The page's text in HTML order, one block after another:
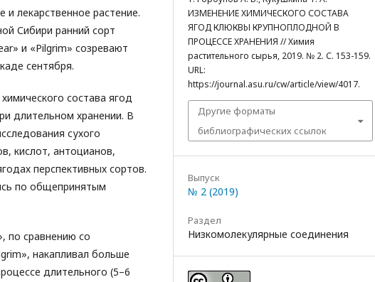
лекарственное растение.
Сибири ранний сорт
и «Pilgrim» созревают
сентября.
состава ягод
длительном хранении. В
сухого
кислот, антоцианов,
перспективных сортов.
по общепринятым
по сравнению со
накапливал больше
длительного (5–6
ИЗМЕНЕНИЕ ХИМИЧЕСКОГО СОСТАВА
ЯГОД КЛЮКВЫ КРУПНОПЛОДНОЙ В
ПРОЦЕССЕ ХРАНЕНИЯ // Химия
растительного сырья, 2019. № 2. С. 153-159.
URL:
https://journal.asu.ru/cw/article/view/4017.
Другие форматы
библиографических ссылок
Выпуск
№ 2 (2019)
Раздел
Низкомолекулярные соединения